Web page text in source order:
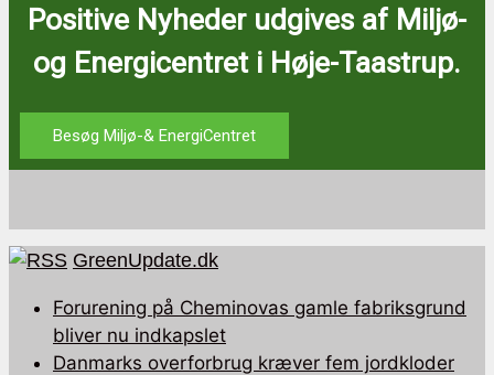
Positive Nyheder udgives af Miljø-
og Energicentret i Høje-Taastrup.
Besøg Miljø-& EnergiCentret
GreenUpdate.dk
Forurening på Cheminovas gamle fabriksgrund
bliver nu indkapslet
Danmarks overforbrug kræver fem jordkloder